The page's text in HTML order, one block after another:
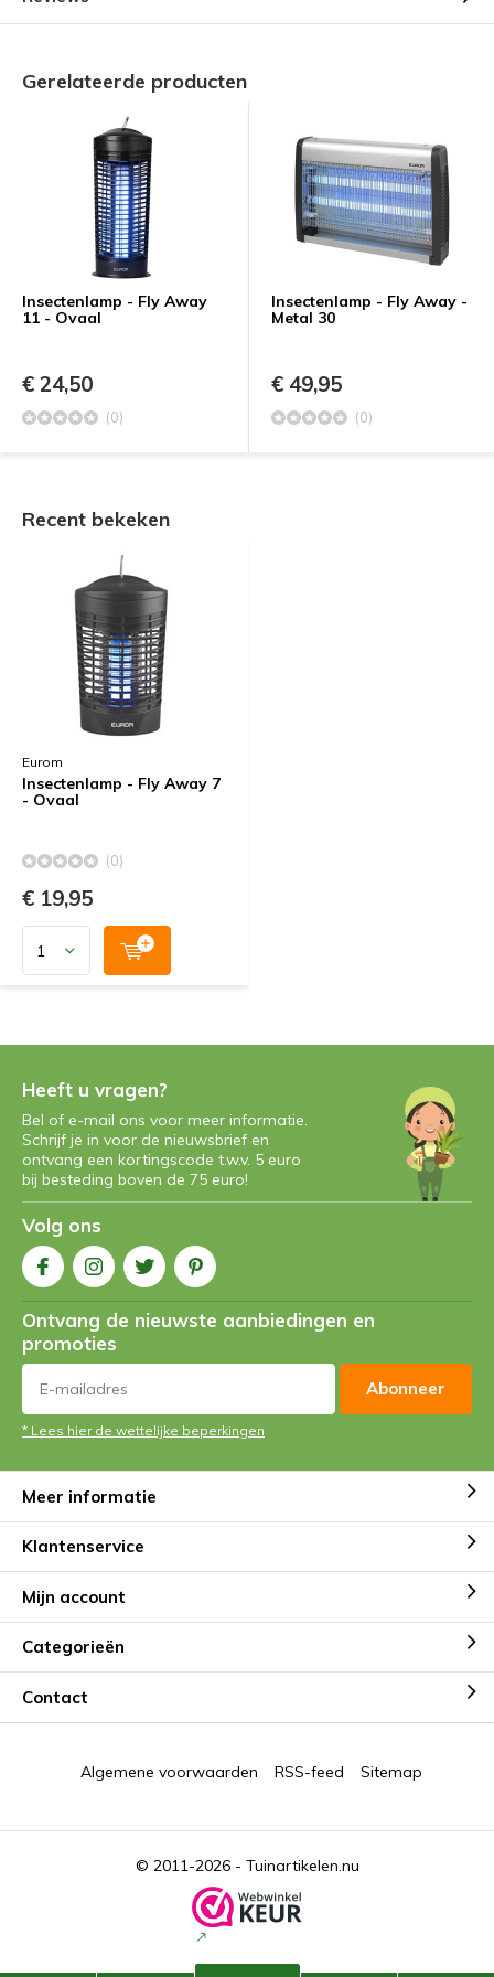
Gerelateerde producten
Insectenlamp - Fly Away
11 - Ovaal
€ 24,50
(0)
Insectenlamp - Fly Away -
Metal 30
€ 49,95
(0)
Recent bekeken
Eurom
Insectenlamp - Fly Away 7
- Ovaal
(0)
€ 19,95
Heeft u vragen?
Bel of e-mail ons voor meer informatie.
Schrijf je in voor de nieuwsbrief en
ontvang een kortingscode t.w.v. 5 euro
bij besteding boven de 75 euro!
Volg ons
Ontvang de nieuwste aanbiedingen en
promoties
Abonneer
* Lees hier de wettelijke beperkingen
Meer informatie
Klantenservice
Mijn account
Categorieën
Contact
© 2011-2026 - Tuinartikelen.nu
Algemene voorwaarden RSS-feed Sitemap